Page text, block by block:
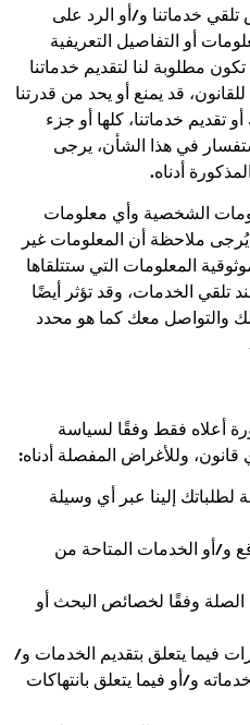
خدماتنا و/أو الرد على
أو التفاصيل التعريفية
مطلوبة لنا لتقديم خدماتنا
قد يمنع أو يحد من قدرتنا
خدماتنا، كلها أو جزء
في هذا الشأن، يرجى
أدناه.
الشخصية وأي معلومات
ملاحظة أن المعلومات غير
المعلومات التي ستتلقاها
تلقي الخدمات، وقد تؤثر أيضًا
والتواصل معك كما هو محدد
أعلاه فقط وفقًا لسياسة
وللأغراض المفصلة أدناه:
لطلباتك إلينا عبر أي وسيلة
و/أو الخدمات المتاحة من
الصلة وفقًا لخصائص البحث أو
فيما يتعلق بتقديم الخدمات و/
و/أو فيما يتعلق بانتهاكات